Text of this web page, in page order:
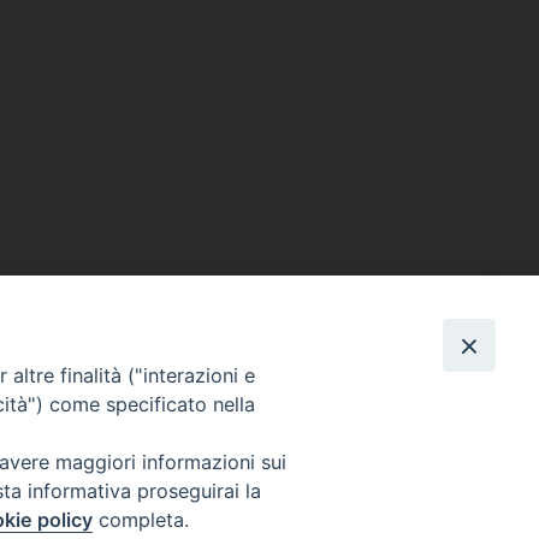
SEGUICI SU
Facebook
Instagram
X YouTube
altre finalità ("interazioni e
come specificato nella
maggiori informazioni sui
informativa proseguirai la
policy completa.